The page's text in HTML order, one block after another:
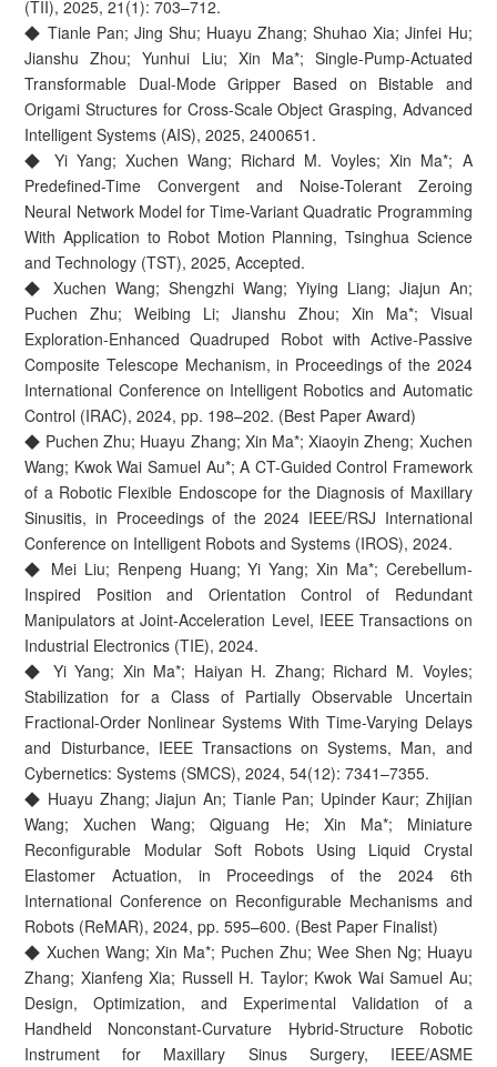
(TII), 2025, 21(1): 703–712.
◆ Tianle Pan; Jing Shu; Huayu Zhang; Shuhao Xia; Jinfei Hu;
Jianshu Zhou; Yunhui Liu; Xin Ma*; Single-Pump-Actuated
Transformable Dual-Mode Gripper Based on Bistable and
Origami Structures for Cross-Scale Object Grasping, Advanced
Intelligent Systems (AIS), 2025, 2400651.
◆ Yi Yang; Xuchen Wang; Richard M. Voyles; Xin Ma*; A
Predefined-Time Convergent and Noise-Tolerant Zeroing
Neural Network Model for Time-Variant Quadratic Programming
With Application to Robot Motion Planning, Tsinghua Science
and Technology (TST), 2025, Accepted.
◆ Xuchen Wang; Shengzhi Wang; Yiying Liang; Jiajun An;
Puchen Zhu; Weibing Li; Jianshu Zhou; Xin Ma*; Visual
Exploration-Enhanced Quadruped Robot with Active-Passive
Composite Telescope Mechanism, in Proceedings of the 2024
International Conference on Intelligent Robotics and Automatic
Control (IRAC), 2024, pp. 198–202. (Best Paper Award)
◆ Puchen Zhu; Huayu Zhang; Xin Ma*; Xiaoyin Zheng; Xuchen
Wang; Kwok Wai Samuel Au*; A CT-Guided Control Framework
of a Robotic Flexible Endoscope for the Diagnosis of Maxillary
Sinusitis, in Proceedings of the 2024 IEEE/RSJ International
Conference on Intelligent Robots and Systems (IROS), 2024.
◆ Mei Liu; Renpeng Huang; Yi Yang; Xin Ma*; Cerebellum-
Inspired Position and Orientation Control of Redundant
Manipulators at Joint-Acceleration Level, IEEE Transactions on
Industrial Electronics (TIE), 2024.
◆ Yi Yang; Xin Ma*; Haiyan H. Zhang; Richard M. Voyles;
Stabilization for a Class of Partially Observable Uncertain
Fractional-Order Nonlinear Systems With Time-Varying Delays
and Disturbance, IEEE Transactions on Systems, Man, and
Cybernetics: Systems (SMCS), 2024, 54(12): 7341–7355.
◆ Huayu Zhang; Jiajun An; Tianle Pan; Upinder Kaur; Zhijian
Wang; Xuchen Wang; Qiguang He; Xin Ma*; Miniature
Reconfigurable Modular Soft Robots Using Liquid Crystal
Elastomer Actuation, in Proceedings of the 2024 6th
International Conference on Reconfigurable Mechanisms and
Robots (ReMAR), 2024, pp. 595–600. (Best Paper Finalist)
◆ Xuchen Wang; Xin Ma*; Puchen Zhu; Wee Shen Ng; Huayu
Zhang; Xianfeng Xia; Russell H. Taylor; Kwok Wai Samuel Au;
Design, Optimization, and Experimental Validation of a
Handheld Nonconstant-Curvature Hybrid-Structure Robotic
Instrument for Maxillary Sinus Surgery, IEEE/ASME